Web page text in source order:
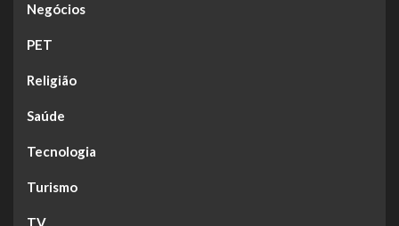
Negócios
PET
Religião
Saúde
Tecnologia
Turismo
TV